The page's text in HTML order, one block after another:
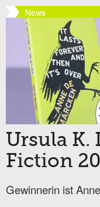
News
Ursula K.
Fiction
Gewinnerin ist